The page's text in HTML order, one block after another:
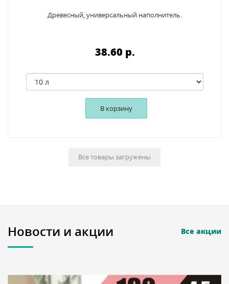
Древесный, универсальный наполнитель.
38.60 p.
В корзину
Все товары загружены
Новости и акции Все акции